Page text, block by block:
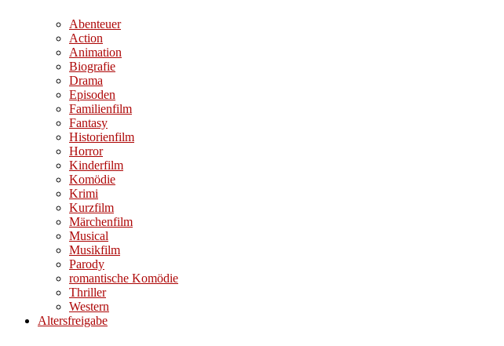
Abenteuer
Action
Animation
Biografie
Drama
Episoden
Familienfilm
Fantasy
Historienfilm
Horror
Kinderfilm
Komödie
Krimi
Kurzfilm
Märchenfilm
Musical
Musikfilm
Parody
romantische Komödie
Thriller
Western
Altersfreigabe